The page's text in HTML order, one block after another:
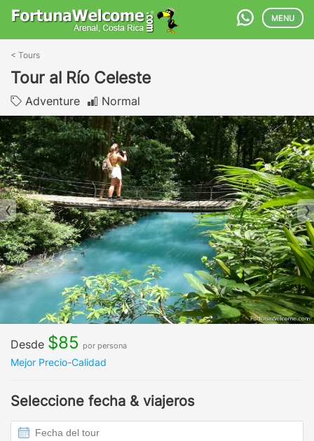
MENU
< Tours
Tour al Río Celeste
Adventure Normal
Desde $85 por persona
Mejor Precio-Calidad
Seleccione fecha & viajeros